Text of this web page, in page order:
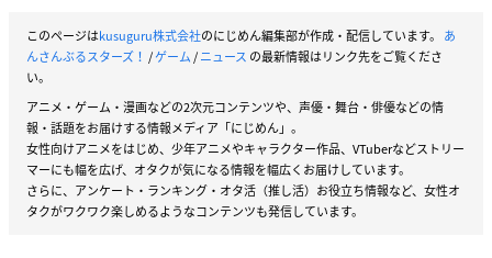
このページはkusuguru株式会社のにじめん編集部が作成・配信しています。 あ
んさんぶるスターズ！ /ゲーム/ニュース の最新情報はリンク先をご覧くださ
い。
アニメ・ゲーム・漫画などの2次元コンテンツや、声優・舞台・俳優などの情
報・話題をお届けする情報メディア「にじめん」。
女性向けアニメをはじめ、少年アニメやキャラクター作品、VTuberなどストリー
マーにも幅を広げ、オタクが気になる情報を幅広くお届けしています。
さらに、アンケート・ランキング・オタ活（推し活）お役立ち情報など、女性オ
タクがワクワク楽しめるようなコンテンツも発信しています。